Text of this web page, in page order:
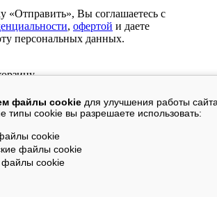
файлы cookie для улучшения работы
типы cookie вы разрешаете использовать:
cookie
файлы cookie
cookie
«Отправить», Вы соглашаетесь с
, офертой и даете
персональных данных.